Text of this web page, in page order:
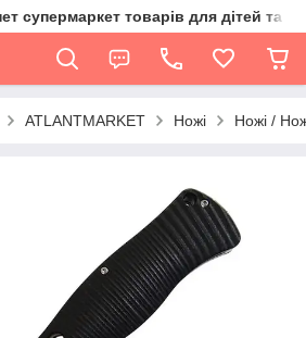
супермаркет товарів для дітей та їх
ATLANTMARKET Ножі Ножі /